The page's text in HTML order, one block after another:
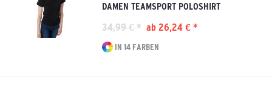
DAMEN TEAMSPORT POLOSHIRT
34,99 € * ab 26,24 € *
IN 14 FARBEN